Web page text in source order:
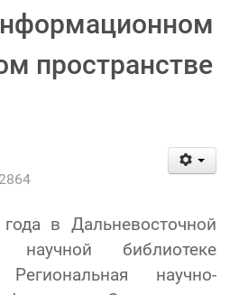
пространстве
в Дальневосточной
научной библиотеке
научно-